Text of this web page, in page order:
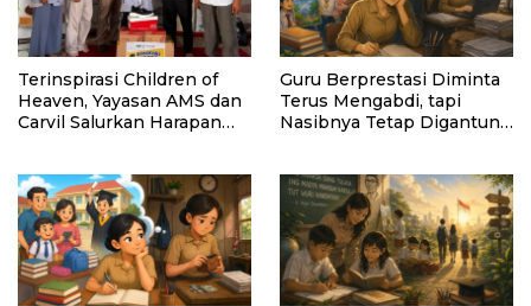
Terinspirasi Children of
Heaven, Yayasan AMS dan
Carvil Salurkan Harapan
Indonesia
Guru Berprestasi Diminta
Terus Mengabdi, tapi
Nasibnya Tetap Digantung